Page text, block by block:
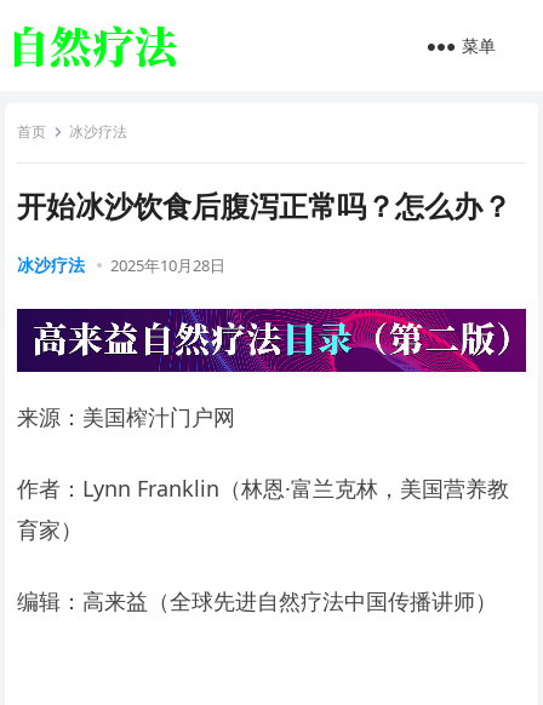
菜单
首页 冰沙疗法
开始冰沙饮食后腹泻正常吗？怎么办？
冰沙疗法 2025年10月28日
来源：美国榨汁门户网
作者：Lynn Franklin（林恩·富兰克林，美国营养教
育家）
编辑：高来益（全球先进自然疗法中国传播讲师）